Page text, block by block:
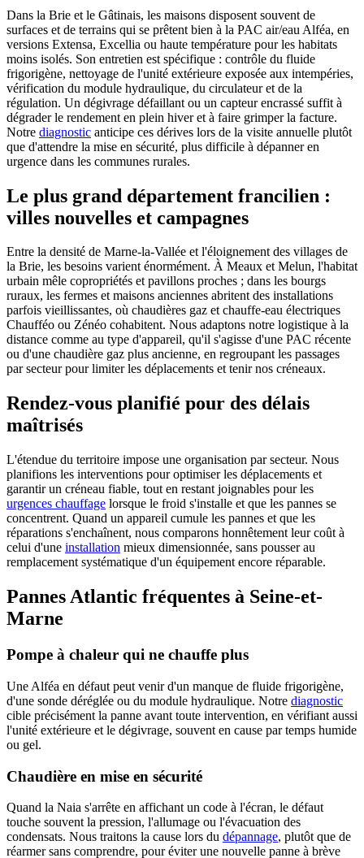
Dans la Brie et le Gâtinais, les maisons disposent souvent de
surfaces et de terrains qui se prêtent bien à la PAC air/eau Alféa, en
versions Extensa, Excellia ou haute température pour les habitats
moins isolés. Son entretien est spécifique : contrôle du fluide
frigorigène, nettoyage de l'unité extérieure exposée aux intempéries,
vérification du module hydraulique, du circulateur et de la
régulation. Un dégivrage défaillant ou un capteur encrassé suffit à
dégrader le rendement en plein hiver et à faire grimper la facture.
Notre diagnostic anticipe ces dérives lors de la visite annuelle plutôt
que d'attendre la mise en sécurité, plus difficile à dépanner en
urgence dans les communes rurales.
Le plus grand département francilien :
villes nouvelles et campagnes
Entre la densité de Marne-la-Vallée et l'éloignement des villages de
la Brie, les besoins varient énormément. À Meaux et Melun, l'habitat
urbain mêle copropriétés et pavillons proches ; dans les bourgs
ruraux, les fermes et maisons anciennes abritent des installations
parfois vieillissantes, où chaudières gaz et chauffe-eau électriques
Chaufféo ou Zénéo cohabitent. Nous adaptons notre logistique à la
distance comme au type d'appareil, qu'il s'agisse d'une PAC récente
ou d'une chaudière gaz plus ancienne, en regroupant les passages
par secteur pour limiter les déplacements et tenir nos créneaux.
Rendez-vous planifié pour des délais
maîtrisés
L'étendue du territoire impose une organisation par secteur. Nous
planifions les interventions pour optimiser les déplacements et
garantir un créneau fiable, tout en restant joignables pour les
urgences chauffage lorsque le froid s'installe et que les pannes se
concentrent. Quand un appareil cumule les pannes et que les
réparations s'enchaînent, nous comparons honnêtement leur coût à
celui d'une installation mieux dimensionnée, sans pousser au
remplacement systématique d'un équipement encore réparable.
Pannes Atlantic fréquentes à Seine-et-
Marne
Pompe à chaleur qui ne chauffe plus
Une Alféa en défaut peut venir d'un manque de fluide frigorigène,
d'une sonde déréglée ou du module hydraulique. Notre diagnostic
cible précisément la panne avant toute intervention, en vérifiant aussi
l'unité extérieure et le dégivrage, souvent en cause par temps humide
ou gel.
Chaudière en mise en sécurité
Quand la Naia s'arrête en affichant un code à l'écran, le défaut
touche souvent la pression, l'allumage ou l'évacuation des
condensats. Nous traitons la cause lors du dépannage, plutôt que de
réarmer sans comprendre, pour éviter une nouvelle panne à brève